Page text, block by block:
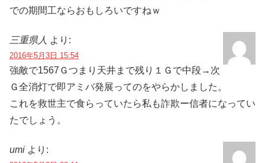
での期間工ならおもしろいですねｗ
三重県人 より:
2016年5月3日 15:54
強敵で1567Ｇつまり天井まで残り１Ｇで中段→次
Ｇ全消灯で即アミバ発展ってのをやらかしました。
これを救世主で食らっていたら私も詐欺ー信者になってい
たでしょう。
umi より: